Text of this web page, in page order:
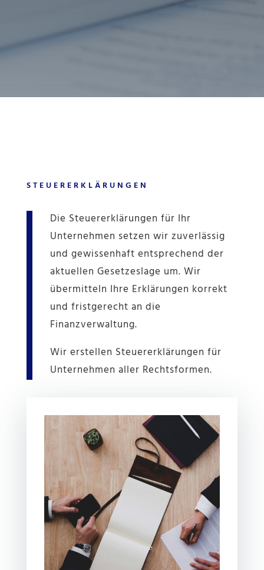
STEUERERKLÄRUNGEN
Die Steuererklärungen für Ihr
Unternehmen setzen wir zuverlässig
und gewissenhaft entsprechend der
aktuellen Gesetzeslage um. Wir
übermitteln Ihre Erklärungen korrekt
und fristgerecht an die
Finanzverwaltung.
Wir erstellen Steuererklärungen für
Unternehmen aller Rechtsformen.